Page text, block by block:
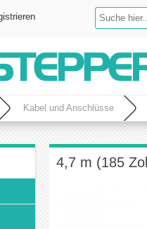
Kabel und Anschlüsse
4,7 m (185